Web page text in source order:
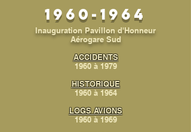
1960-1964
Inauguration Pavillon d'Honneur
Aérogare Sud
ACCIDENTS
1960 à 1979
HISTORIQUE
1960 à 1964
LOGS AVIONS
1960 à 1969